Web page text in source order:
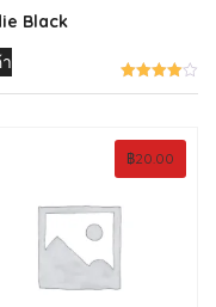
Black
฿20.00